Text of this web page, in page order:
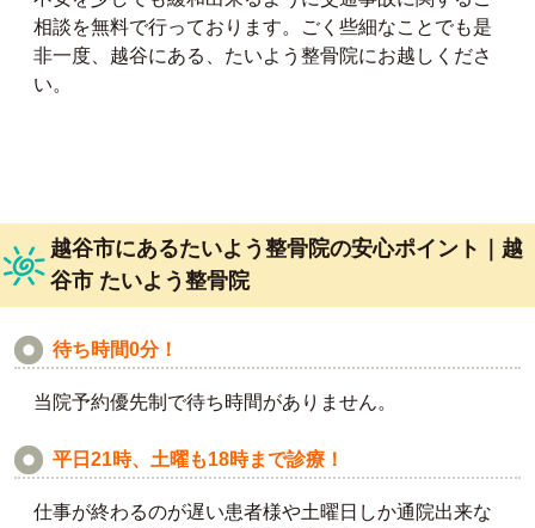
相談を無料で行っております。ごく些細なことでも是
非一度、越谷にある、たいよう整骨院にお越しくださ
い。
越谷市にあるたいよう整骨院の安心ポイント｜越
谷市 たいよう整骨院
待ち時間0分！
当院予約優先制で待ち時間がありません。
平日21時、土曜も18時まで診療！
仕事が終わるのが遅い患者様や土曜日しか通院出来な